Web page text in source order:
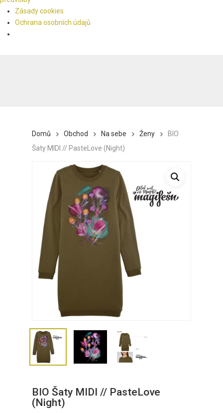
Zásady cookies
Ochrana osobních údajů
Domů Obchod Na sebe Ženy
BIO
Šaty MIDI // PasteLove (Night)
BIO Šaty MIDI // PasteLove
(Night)